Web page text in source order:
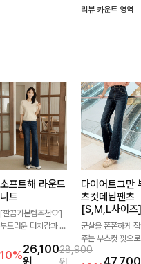
로 단독은 물론 데일
리뷰 카운트 영역
소프트해 라운드
니트
[깔끔기본템추천🤍]
부드러운 터치감과 군
로 매일 손이 가는 자
10%26,100
원
28,900
원
다이어트그만
츠컷데님팬츠
[S,M,L사이즈]
군살을 쫀쫀하게
주는 부츠컷 핏으로
다리 라인을 이쁘고
47,700